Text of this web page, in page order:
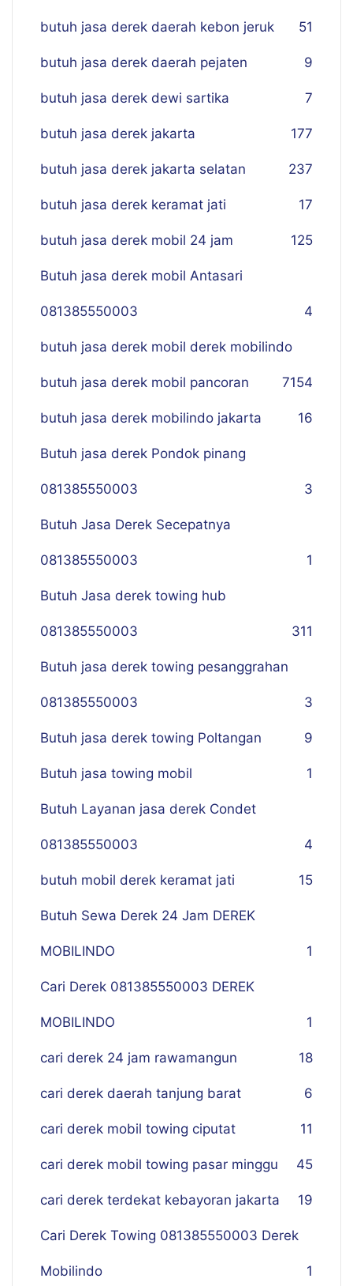
butuh jasa derek daerah kebon jeruk 51
butuh jasa derek daerah pejaten 9
butuh jasa derek dewi sartika 7
butuh jasa derek jakarta 177
butuh jasa derek jakarta selatan 237
butuh jasa derek keramat jati 17
butuh jasa derek mobil 24 jam 125
Butuh jasa derek mobil Antasari
081385550003 4
butuh jasa derek mobil derek mobilindo
154
butuh jasa derek mobil pancoran 7
butuh jasa derek mobilindo jakarta 16
Butuh jasa derek Pondok pinang
081385550003 3
Butuh Jasa Derek Secepatnya
081385550003 1
Butuh Jasa derek towing hub
081385550003 311
Butuh jasa derek towing pesanggrahan
081385550003 3
Butuh jasa derek towing Poltangan 9
Butuh jasa towing mobil 1
Butuh Layanan jasa derek Condet
081385550003 4
butuh mobil derek keramat jati 15
Butuh Sewa Derek 24 Jam DEREK
MOBILINDO 1
Cari Derek 081385550003 DEREK
MOBILINDO 1
cari derek 24 jam rawamangun 18
cari derek daerah tanjung barat 6
cari derek mobil towing ciputat 11
cari derek mobil towing pasar minggu 45
cari derek terdekat kebayoran jakarta 19
Cari Derek Towing 081385550003 Derek
Mobilindo 1